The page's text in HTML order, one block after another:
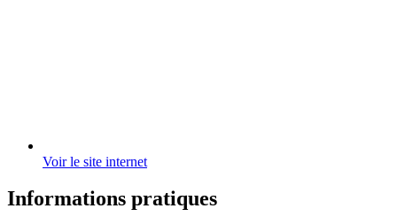
Voir le site internet
Informations pratiques